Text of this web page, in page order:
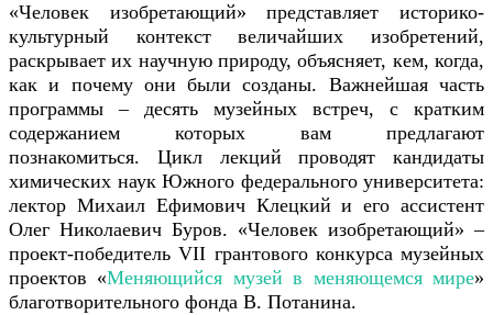
«Человек изобретающий» представляет историко-
культурный контекст величайших изобретений,
раскрывает их научную природу, объясняет, кем, когда,
как и почему они были созданы. Важнейшая часть
программы – десять музейных встреч, с кратким
содержанием которых вам предлагают
познакомиться. Цикл лекций проводят кандидаты
химических наук Южного федерального университета:
лектор Михаил Ефимович Клецкий и его ассистент
Олег Николаевич Буров. «Человек изобретающий» –
проект-победитель VII грантового конкурса музейных
проектов «Меняющийся музей в меняющемся мире»
благотворительного фонда В. Потанина.